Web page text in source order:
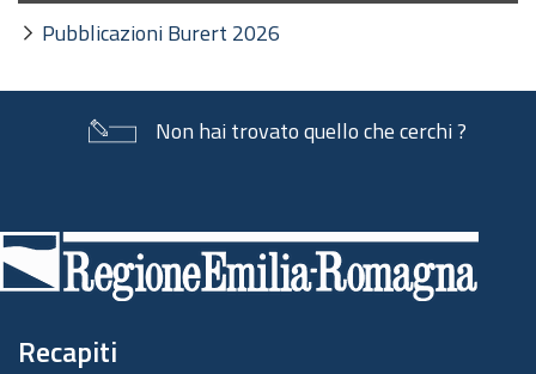
Pubblicazioni Burert 2026
Non hai trovato quello che cerchi ?
di
pagina
Recapiti